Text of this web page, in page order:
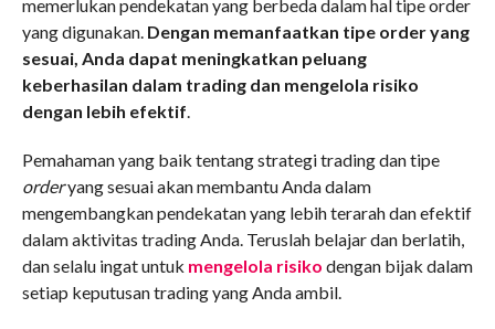
memerlukan pendekatan yang berbeda dalam hal tipe order
yang digunakan. Dengan memanfaatkan tipe order yang
sesuai, Anda dapat meningkatkan peluang
keberhasilan dalam trading dan mengelola risiko
dengan lebih efektif.
Pemahaman yang baik tentang strategi trading dan tipe
orderyang sesuai akan membantu Anda dalam
mengembangkan pendekatan yang lebih terarah dan efektif
dalam aktivitas trading Anda. Teruslah belajar dan berlatih,
dan selalu ingat untuk mengelola risiko dengan bijak dalam
setiap keputusan trading yang Anda ambil.